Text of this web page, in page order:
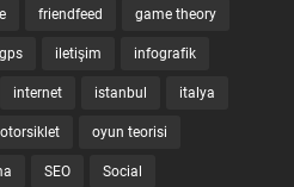
friendfeed game theory
gps iletişim infografik
internet istanbul italya
oyun teorisi
SEO Social